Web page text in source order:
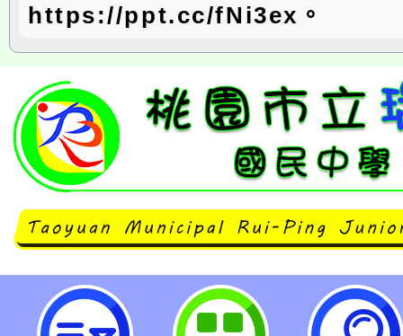
https://ppt.cc/fNi3ex。
國立臺南護理專科學校115年1月
1時30分辦理115學年度國南護計